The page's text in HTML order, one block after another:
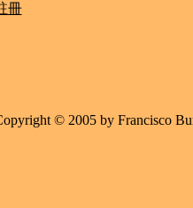
冊
© 2005 by Francisco